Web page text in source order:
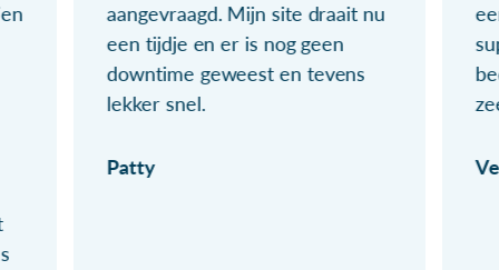
aangevraagd. Mijn site draait nu
een tijdje en er is nog geen
downtime geweest en tevens
lekker snel.
Patty